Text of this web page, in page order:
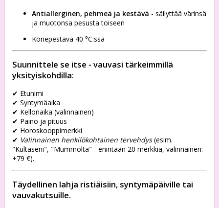
Antiallerginen, pehmeä ja kestävä - säilyttää värinsä
ja muotonsa pesusta toiseen
Konepestävä 40 °C:ssa
Suunnittele se itse - vauvasi tärkeimmillä
yksityiskohdilla:
✔ Etunimi
✔ Syntymäaika
✔ Kellonaika (valinnainen)
✔ Paino ja pituus
✔ Horoskooppimerkki
✔ Valinnainen henkilökohtainen tervehdys(esim.
"Kultaseni", "Mummolta" - enintään 20 merkkiä, valinnainen:
+79 €).
Täydellinen lahja ristiäisiin, syntymäpäiville tai
vauvakutsuille.